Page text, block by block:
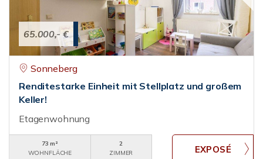
65.000,- €
Sonneberg
Renditestarke Einheit mit Stellplatz und großem
Keller!
Etagenwohnung
73 m²
WOHNFLÄCHE
2
ZIMMER